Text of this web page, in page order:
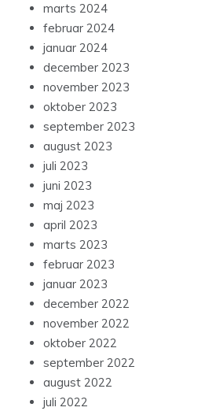
marts 2024
februar 2024
januar 2024
december 2023
november 2023
oktober 2023
september 2023
august 2023
juli 2023
juni 2023
maj 2023
april 2023
marts 2023
februar 2023
januar 2023
december 2022
november 2022
oktober 2022
september 2022
august 2022
juli 2022